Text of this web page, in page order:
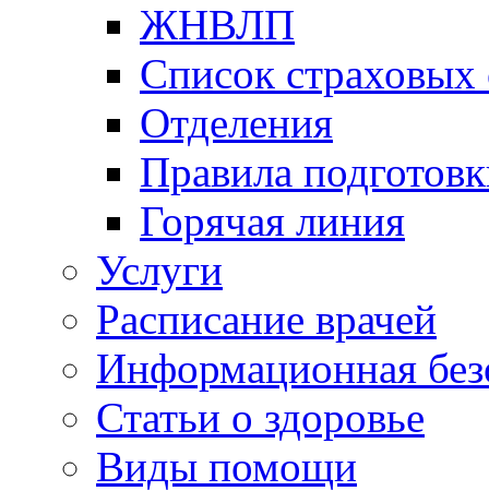
ЖНВЛП
Список страховых
Отделения
Правила
Горячая линия
Услуги
Расписание врачей
Информационная
Статьи о здоровье
Виды помощи